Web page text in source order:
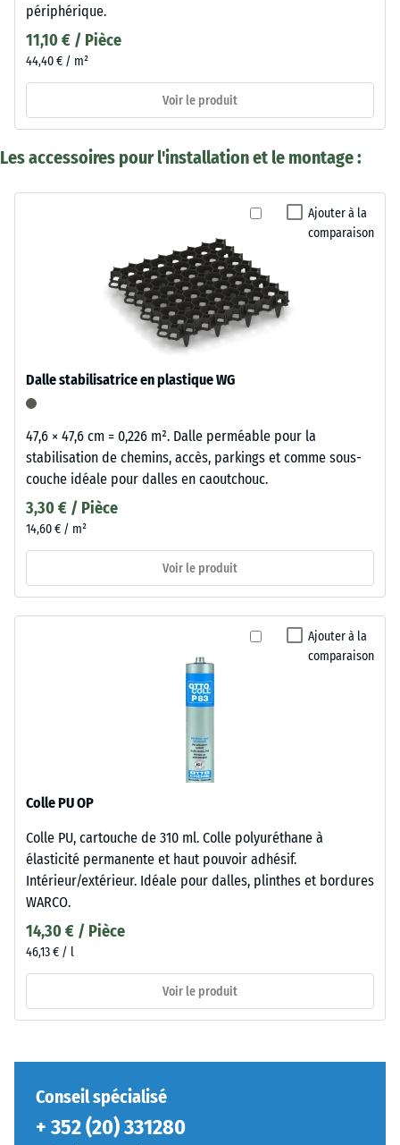
périphérique.
11,10 € / Pièce
44,40 € / m²
Voir le produit
Les accessoires pour l'installation et le montage :
Ajouter à la
comparaison
Dalle stabilisatrice en plastique WG
47,6 × 47,6 cm = 0,226 m². Dalle perméable pour la
stabilisation de chemins, accès, parkings et comme sous-
couche idéale pour dalles en caoutchouc.
3,30 € / Pièce
14,60 € / m²
Voir le produit
Ajouter à la
comparaison
Colle PU OP
Colle PU, cartouche de 310 ml. Colle polyuréthane à
élasticité permanente et haut pouvoir adhésif.
Intérieur/extérieur. Idéale pour dalles, plinthes et bordures
WARCO.
14,30 € / Pièce
46,13 € / l
Voir le produit
Conseil spécialisé
+ 352 (20) 331280